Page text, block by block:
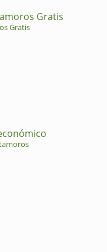
Gratis
Gratis